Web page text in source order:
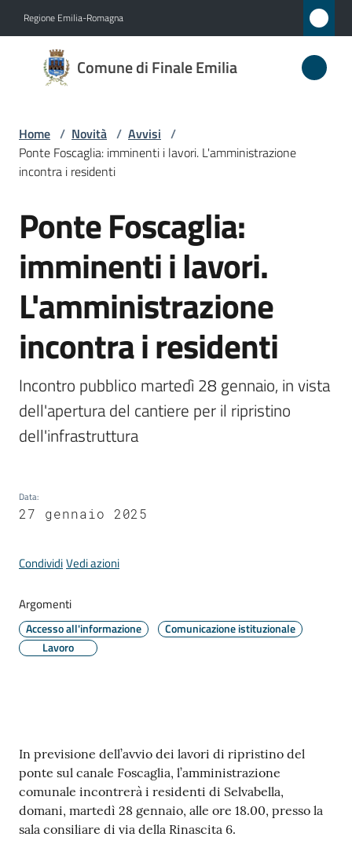
Regione Emilia-Romagna
Comune di Finale Emilia
Comune
di
Emilia
Novità
Menu selezionato
Servizi
Vivere
il
Comune
A
l
r
t
e
m
Sportello
telematico
SUE
Home / Novità / Avvisi /
Ponte Foscaglia: imminenti i lavori. L'amministrazione
incontra i residenti
Salta al contenuto
Ponte Foscaglia:
imminenti i lavori.
L'amministrazione
incontra i residenti
Incontro pubblico martedì 28 gennaio, in vista
dell'apertura del cantiere per il ripristino
dell'infrastruttura
Data:
27 gennaio 2025
CondividiVedi azioni
Argomenti
Accesso all'informazione
Comunicazione istituzionale
Lavoro
Contenuto
In previsione dell’avvio dei lavori di ripristino del
ponte sul canale Foscaglia, l’amministrazione
comunale incontrerà i residenti di Selvabella,
domani, martedì 28 gennaio, alle ore 18.00, presso la
sala consiliare di via della Rinascita 6.